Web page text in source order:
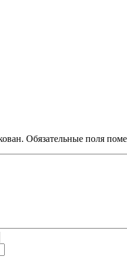
Обязательные поля